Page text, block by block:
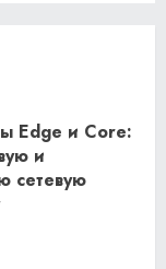
Edge и Core:
и
сетевую